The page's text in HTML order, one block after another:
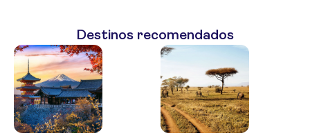
Destinos recomendados